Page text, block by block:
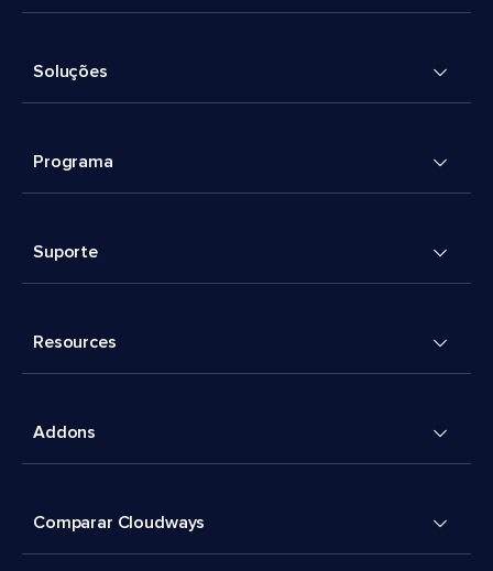
Soluções
Programa
Suporte
Resources
Addons
Comparar Cloudways